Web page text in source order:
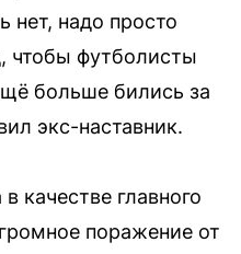
нет, надо просто
чтобы футболисты
больше бились за
экс-наставник.
качестве главного
поражение от